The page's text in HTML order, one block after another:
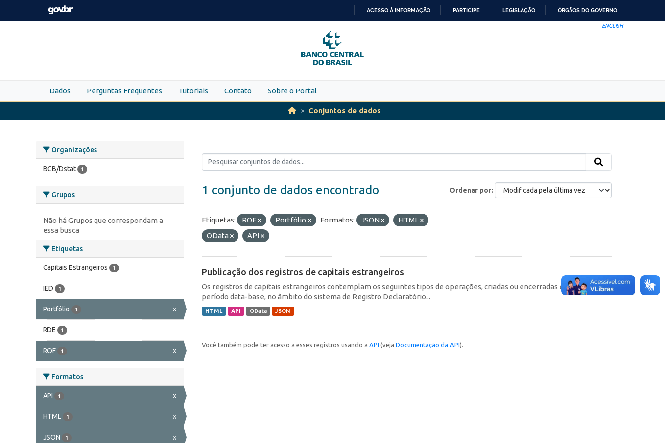
Skip to main content
PARA
O
CONTEÚDO
ACESSO À INFORMAÇÃO PARTICIPE LEGISLAÇÃO ÓRGÃOS DO GOVERNO
ENGLISH
Dados Perguntas Frequentes Tutoriais Contato Sobre o Portal
Conjuntos de dados
Organizações
BCB/Dstat 1
Grupos
Não há Grupos que correspondam a
essa busca
Etiquetas
Capitais Estrangeiros 1
IED 1
Portfólio 1 x
RDE 1
ROF 1 x
Formatos
API 1 x
HTML 1 x
JSON 1 x
Ordenar por
1 conjunto de dados encontrado
Etiquetas: ROF Portfólio Formatos: JSON
HTML
OData
API
Publicação dos registros de capitais estrangeiros
Os registros de capitais estrangeiros contemplam os seguintes tipos de operações, criadas ou encerradas em cada
período data-base, no âmbito do sistema de Registro Declaratório...
HTML API OData JSON
Você também pode ter acesso a esses registros usando a API (veja Documentação da API).